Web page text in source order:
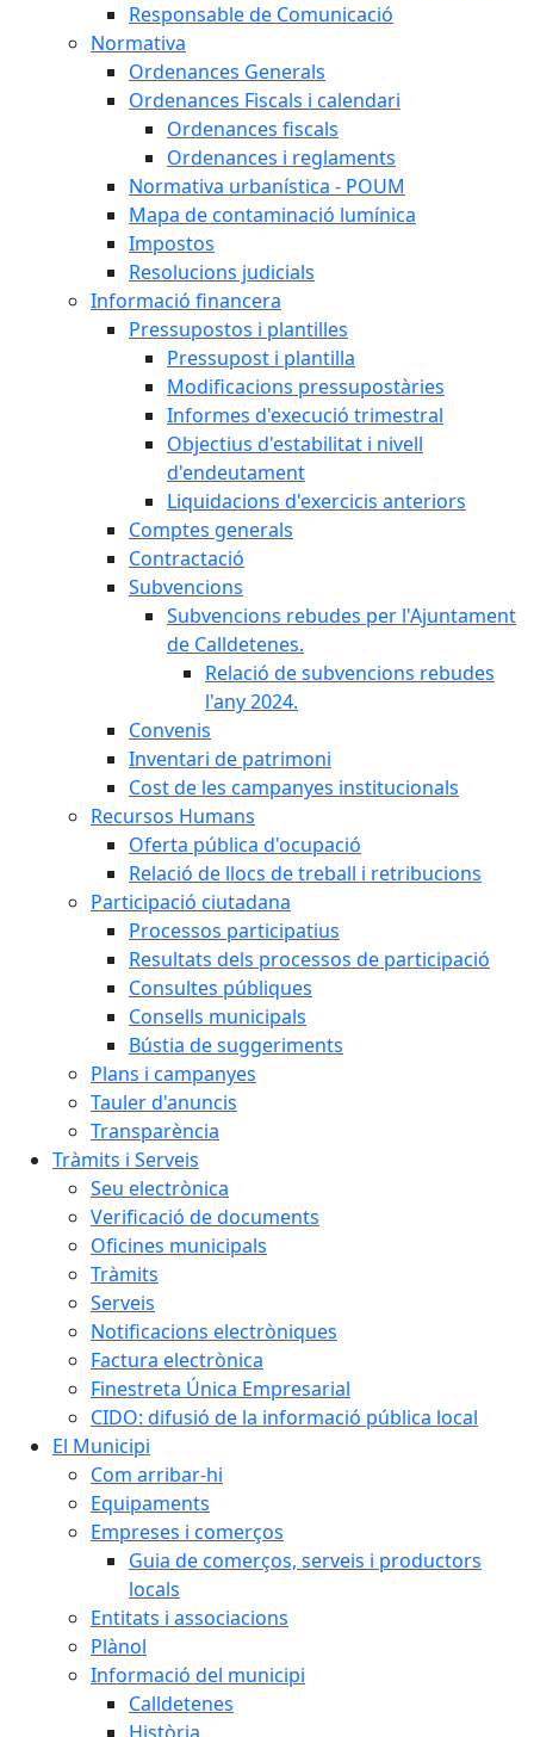
Responsable de Comunicació
Normativa
Ordenances Generals
Ordenances Fiscals i calendari
Ordenances fiscals
Ordenances i reglaments
Normativa urbanística - POUM
Mapa de contaminació lumínica
Impostos
Resolucions judicials
Informació financera
Pressupostos i plantilles
Pressupost i plantilla
Modificacions pressupostàries
Informes d'execució trimestral
Objectius d'estabilitat i nivell
d'endeutament
Liquidacions d'exercicis anteriors
Comptes generals
Contractació
Subvencions
Subvencions rebudes per l'Ajuntament
de Calldetenes.
Relació de subvencions rebudes
l'any 2024.
Convenis
Inventari de patrimoni
Cost de les campanyes institucionals
Recursos Humans
Oferta pública d'ocupació
Relació de llocs de treball i retribucions
Participació ciutadana
Processos participatius
Resultats dels processos de participació
Consultes públiques
Consells municipals
Bústia de suggeriments
Plans i campanyes
Tauler d'anuncis
Transparència
Tràmits i Serveis
Seu electrònica
Verificació de documents
Oficines municipals
Tràmits
Serveis
Notificacions electròniques
Factura electrònica
Finestreta Única Empresarial
CIDO: difusió de la informació pública local
El Municipi
Com arribar-hi
Equipaments
Empreses i comerços
Guia de comerços, serveis i productors
locals
Entitats i associacions
Plànol
Informació del municipi
Calldetenes